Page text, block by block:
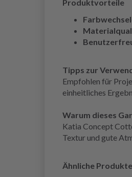
Produktvorteile
Tipps zur
Empfohlen für
einheitliches
Warum dieses
Katia Concept
Textur und gute
Ähnliche